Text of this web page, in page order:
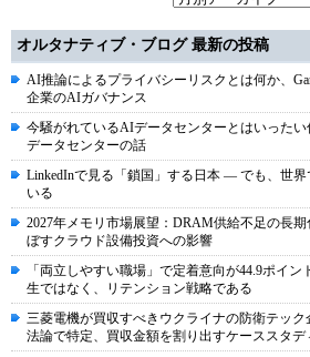
オルタナティブ・ブログ 最新の投稿
AI推論によるプライバシーリスクとは何か、
企業のAIガバナンス
今騒がれているAIデータセンターとはいった
データセンターの話
LinkedInで見る「鎖国」する日本 ― でも、世
いる
2027年メモリ市場展望：DRAM供給不足の長
ぼすクラウド設備投資への影響
「両立しやすい職場」で定着意向が44.9ポイ
生ではなく、リテンション戦略である
三菱電機が買収すべきウクライナの防衛テッ
法論で特定、買収金額を割り出すケーススタデ